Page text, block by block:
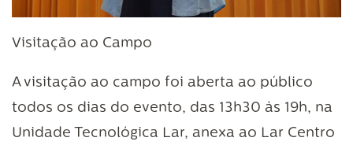
Visitação ao Campo
A visitação ao campo foi aberta ao público
todos os dias do evento, das 13h30 às 19h, na
Unidade Tecnológica Lar, anexa ao Lar Centro